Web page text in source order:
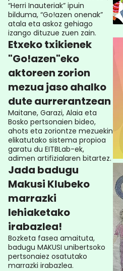
“Herri Inauteriak” ipuin
bilduma, “Go!azen onenak”
atala eta askoz gehiago
izango dituzue zuen zain.
Etxeko txikienek
"Go!azen"eko
aktoreen zorion
mezua jaso ahalko
dute aurrerantzean
Maitane, Garazi, Alaia eta
Bosko pertsonaien bideo,
ahots eta zoriontze mezuekin
elikatutako sistema propioa
garatu du EITBLab-ek,
adimen artifizialaren bitartez.
Jada badugu
Makusi Klubeko
marrazki
lehiaketako
irabazlea!
Bozketa fasea amaituta,
badugu MAKUSI unibertsoko
pertsonaiez osatutako
marrazki irabazlea.